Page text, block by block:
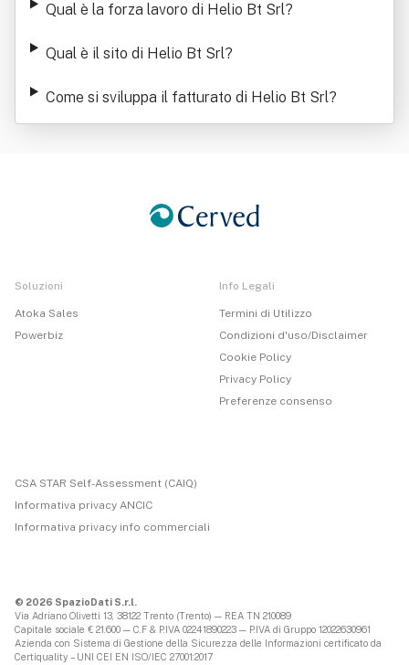
Qual è la forza lavoro di Helio Bt Srl?
Qual è il sito di Helio Bt Srl?
Come si sviluppa il fatturato di Helio Bt Srl?
Soluzioni
Atoka Sales
Powerbiz
Info Legali
Termini di Utilizzo
Condizioni d'uso/Disclaimer
Cookie Policy
Privacy Policy
Preferenze consenso
CSA STAR Self-Assessment (CAIQ)
Informativa privacy ANCIC
Informativa privacy info commerciali
© 2026 SpazioDati S.r.l.
Via Adriano Olivetti 13, 38122 Trento (Trento) — REA TN 210089
Capitale sociale € 21.600 — C.F & P.IVA 02241890223 — P.IVA di Gruppo 12022630961
Azienda con Sistema di Gestione della Sicurezza delle Informazioni certificato da
Certiquality – UNI CEI EN ISO/IEC 27001:2017